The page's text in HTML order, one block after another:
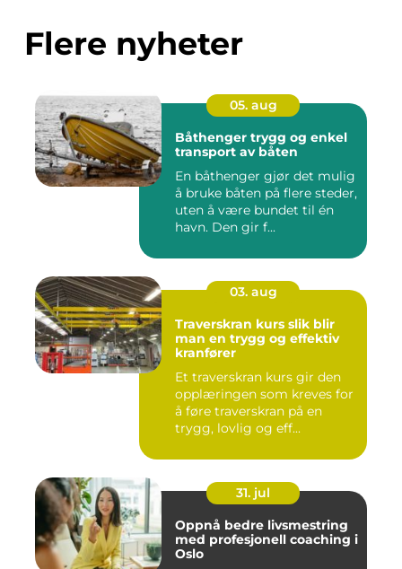
Flere nyheter
05. aug
Båthenger trygg og enkel
transport av båten
En båthenger gjør det mulig
å bruke båten på flere steder,
uten å være bundet til én
havn. Den gir f...
03. aug
Traverskran kurs slik blir
man en trygg og effektiv
kranfører
Et traverskran kurs gir den
opplæringen som kreves for
å føre traverskran på en
trygg, lovlig og eff...
31. jul
Oppnå bedre livsmestring
med profesjonell coaching i
Oslo